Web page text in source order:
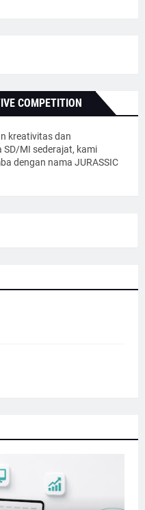
COMPETITION
kreativitas dan
MI sederajat, kami
dengan nama JURASSIC